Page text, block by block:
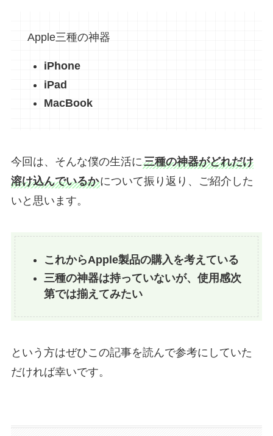
Apple三種の神器
iPhone
iPad
MacBook
今回は、そんな僕の生活に三種の神器がどれだけ
溶け込んでいるかについて振り返り、ご紹介した
いと思います。
これからApple製品の購入を考えている
三種の神器は持っていないが、使用感次
第では揃えてみたい
という方はぜひこの記事を読んで参考にしていた
だければ幸いです。